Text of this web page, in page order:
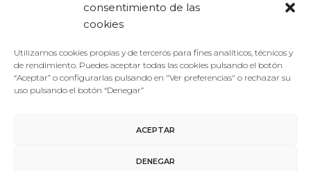
consentimiento de las
cookies
Utilizamos cookies propias y de terceros para fines analíticos, técnicos y
de rendimiento. Puedes aceptar todas las cookies pulsando el botón
“Aceptar” o configurarlas pulsando en "Ver preferencias" o rechazar su
uso pulsando el botón “Denegar”
ACEPTAR
DENEGAR
Comparte: Facebook Twitter